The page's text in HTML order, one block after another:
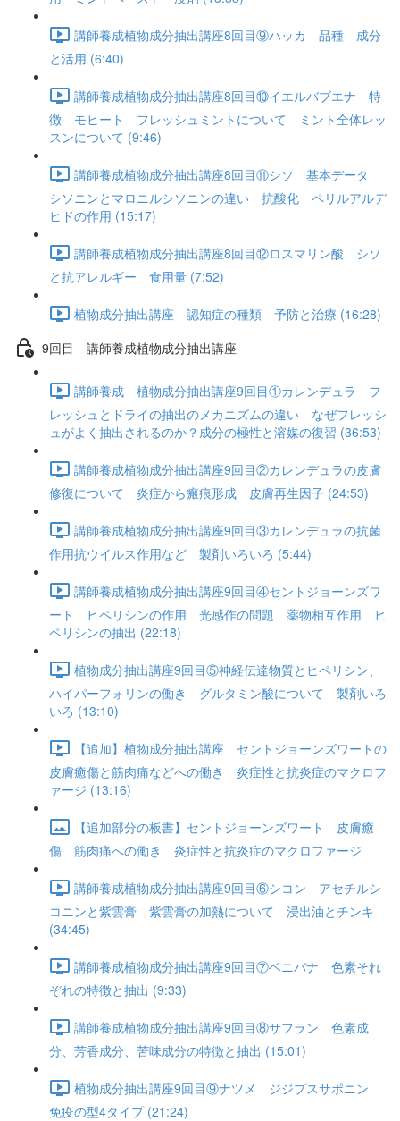
講師養成植物成分抽出講座8回目⑨ハッカ 品種 成分
と活用 (6:40)
講師養成植物成分抽出講座8回目⑩イエルバブエナ 特
徴 モヒート フレッシュミントについて ミント全体レッ
スンについて (9:46)
講師養成植物成分抽出講座8回目⑪シソ 基本データ
シソニンとマロニルシソニンの違い 抗酸化 ペリルアルデ
ヒドの作用 (15:17)
講師養成植物成分抽出講座8回目⑫ロスマリン酸 シソ
と抗アレルギー 食用量 (7:52)
植物成分抽出講座 認知症の種類 予防と治療 (16:28)
9回目 講師養成植物成分抽出講座
講師養成 植物成分抽出講座9回目①カレンデュラ フ
レッシュとドライの抽出のメカニズムの違い なぜフレッシ
ュがよく抽出されるのか？成分の極性と溶媒の復習 (36:53)
講師養成植物成分抽出講座9回目②カレンデュラの皮膚
修復について 炎症から瘢痕形成 皮膚再生因子 (24:53)
講師養成植物成分抽出講座9回目③カレンデュラの抗菌
作用抗ウイルス作用など 製剤いろいろ (5:44)
講師養成植物成分抽出講座9回目④セントジョーンズワ
ート ヒペリシンの作用 光感作の問題 薬物相互作用 ヒ
ペリシンの抽出 (22:18)
植物成分抽出講座9回目⑤神経伝達物質とヒペリシン、
ハイパーフォリンの働き グルタミン酸について 製剤いろ
いろ (13:10)
【追加】植物成分抽出講座 セントジョーンズワートの
皮膚癒傷と筋肉痛などへの働き 炎症性と抗炎症のマクロフ
ァージ (13:16)
【追加部分の板書】セントジョーンズワート 皮膚癒
傷 筋肉痛への働き 炎症性と抗炎症のマクロファージ
講師養成植物成分抽出講座9回目⑥シコン アセチルシ
コニンと紫雲膏 紫雲膏の加熱について 浸出油とチンキ
(34:45)
講師養成植物成分抽出講座9回目⑦ベニバナ 色素それ
ぞれの特徴と抽出 (9:33)
講師養成植物成分抽出講座9回目⑧サフラン 色素成
分、芳香成分、苦味成分の特徴と抽出 (15:01)
植物成分抽出講座9回目⑨ナツメ ジジプスサポニン
免疫の型4タイプ (21:24)